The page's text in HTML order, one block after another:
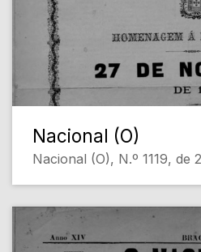
Nacional (O)
Nacional (O), N.º 1119, de